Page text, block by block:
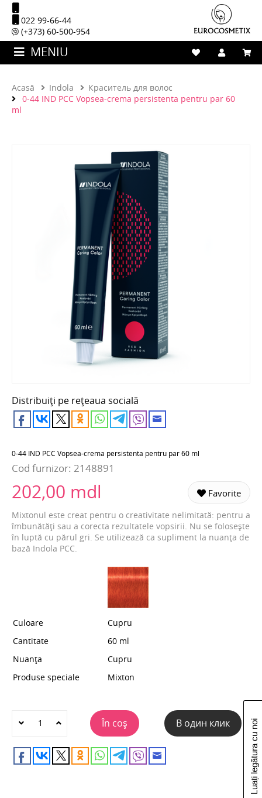
022 99-66-44
(+373) 60-500-954
MENIU
Luați legătura cu noi
Acasă Indola
Краситель для волос
0-44 IND PCC Vopsea-crema persistenta pentru par 60
ml
Distribuiți pe rețeaua socială
0-44 IND PCC Vopsea-crema persistenta pentru par 60 ml
Cod furnizor: 2148891
202,00 mdl Favorite
Mixtonul este creat pentru o creativitate nelimitată: pentru a
îmbunătăți sau a corecta rezultatele vopsirii. Nu se folosește
în luptă cu părul gri. Se utilizează ca supliment la nuanța de
bază Indola PCC.
Culoare
Cupru
Cantitate
60 ml
Nuanța
Cupru
Produse speciale
Mixton
În coș В один клик